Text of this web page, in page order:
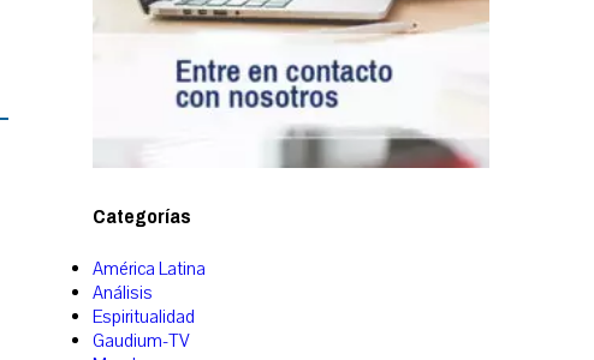
Categorías
América Latina
Análisis
Espiritualidad
Gaudium-TV